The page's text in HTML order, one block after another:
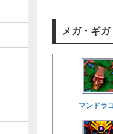
メガ・ギ
マンドラ